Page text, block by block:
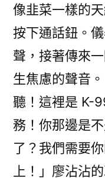
像韭菜一樣的
按下通話鈕。
聲，接著傳來
生焦慮的聲音
聽！這裡是 K-
務！你那邊是
了？我們需要
上！」廖沾沾